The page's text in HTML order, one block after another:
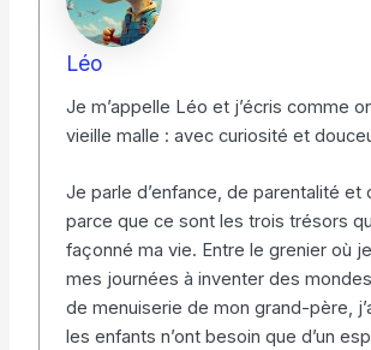
Léo
Je m’appelle Léo et j’écris comme
vieille malle : avec curiosité et
Je parle d’enfance, de parentalité et
parce que ce sont les trois trésors
façonné ma vie. Entre le grenier où
mes journées à inventer des
de menuiserie de mon grand-père,
les enfants n’ont besoin que d’un